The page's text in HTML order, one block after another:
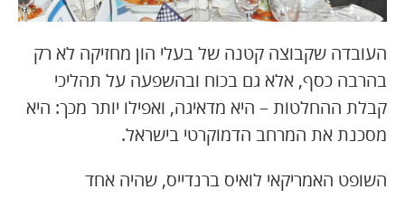
העובדה שקבוצה קטנה של בעלי הון מחזיקה לא רק
בהרבה כסף, אלא גם בכוח ובהשפעה על תהליכי
קבלת ההחלטות – היא מדאיגה, ואפילו יותר מכך: היא
מסכנת את המרחב הדמוקרטי בישראל.
השופט האמריקאי לואיס ברנדייס, שהיה אחד